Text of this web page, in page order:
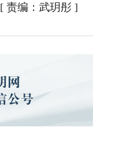
[ 责编：武玥彤 ]